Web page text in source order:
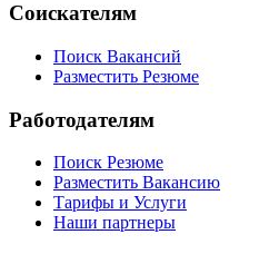
Соискателям
Поиск Вакансий
Разместить Резюме
Работодателям
Поиск Резюме
Разместить Вакансию
Тарифы и Услуги
Наши партнеры